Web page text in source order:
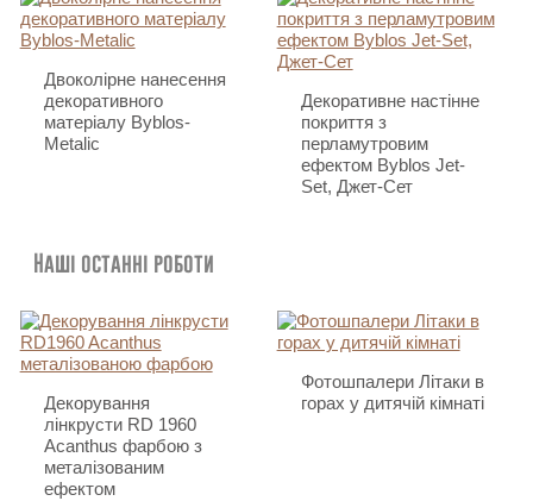
Двоколірне нанесення
декоративного
матеріалу Byblos-
Metalic
Декоративне настінне
покриття з
перламутровим
ефектом Byblos Jet-
Set, Джет-Сет
Наші останні роботи
Декорування
лінкрусти RD 1960
Acanthus фарбою з
металізованим
ефектом
Фотошпалери Літаки в
горах у дитячій кімнаті